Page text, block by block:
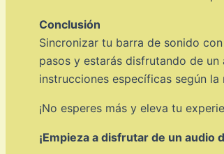
Conclusión
Sincronizar tu barra de sonido
pasos y estarás disfrutando de
instrucciones específicas según
¡No esperes más y eleva tu
¡Empieza a disfrutar de un audio